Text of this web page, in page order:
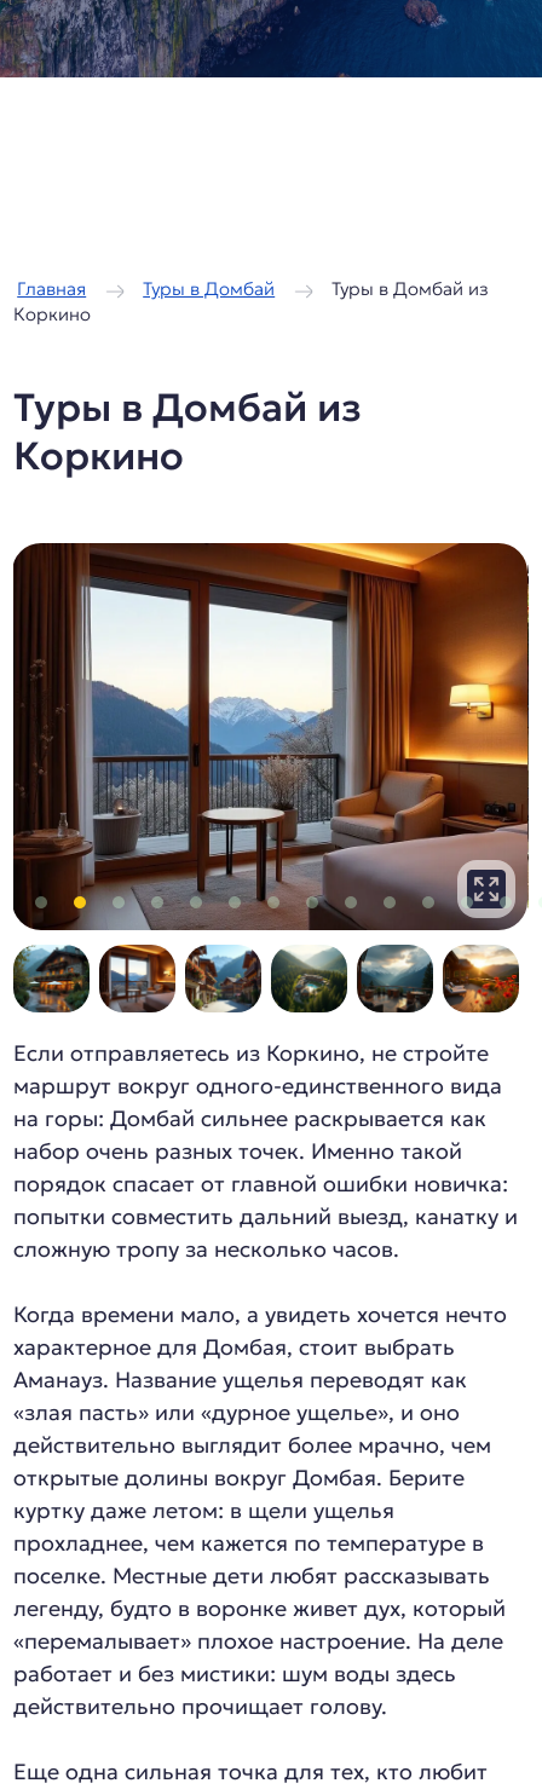
Главная / Туры в Домбай /
Туры в Домбай из
Коркино
Туры в Домбай из
Коркино
Если отправляетесь из Коркино, не стройте
маршрут вокруг одного-единственного вида
на горы: Домбай сильнее раскрывается как
набор очень разных точек. Именно такой
порядок спасает от главной ошибки новичка:
попытки совместить дальний выезд, канатку и
сложную тропу за несколько часов.
Когда времени мало, а увидеть хочется нечто
характерное для Домбая, стоит выбрать
Аманауз. Название ущелья переводят как
«злая пасть» или «дурное ущелье», и оно
действительно выглядит более мрачно, чем
открытые долины вокруг Домбая. Берите
куртку даже летом: в щели ущелья
прохладнее, чем кажется по температуре в
поселке. Местные дети любят рассказывать
легенду, будто в воронке живет дух, который
«перемалывает» плохое настроение. На деле
работает и без мистики: шум воды здесь
действительно прочищает голову.
Еще одна сильная точка для тех, кто любит